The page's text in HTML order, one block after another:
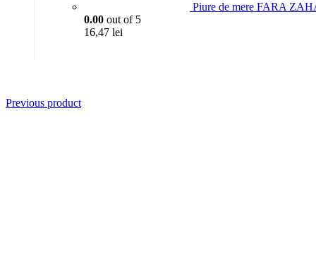
Piure de mere FARA
0.00 out of 5
16,47 lei
Previous product